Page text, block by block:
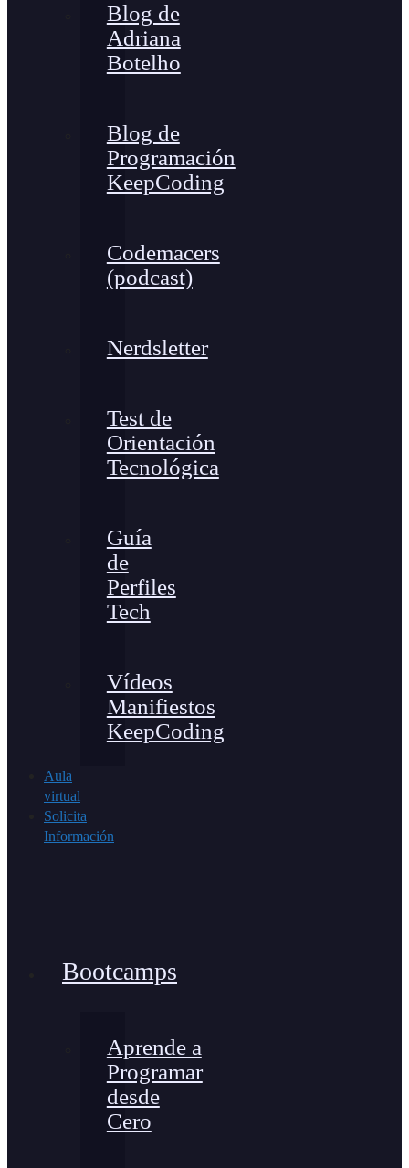
Blog de
Adriana
Botelho
Blog de
Programación
KeepCoding
Codemacers
(podcast)
Nerdsletter
Test de
Orientación
Tecnológica
Guía
de
Perfiles
Tech
Vídeos
Manifiestos
KeepCoding
Aula
virtual
Solicita
Información
Bootcamps
Aprende a
Programar
desde
Cero